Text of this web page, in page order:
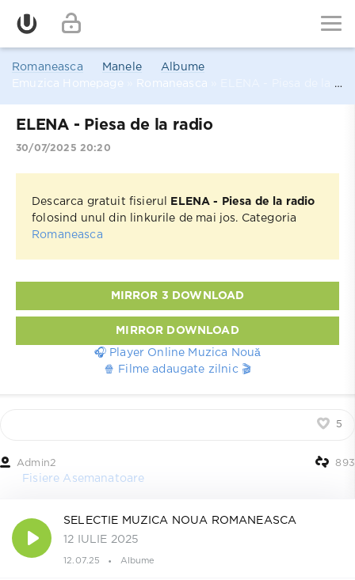
Romaneasca Manele
Albume
Emuzica Homepage
Romaneasca
ELENA - Piesa de la radio
30/07/2025 20:20
Descarca gratuit fisierul
ELENA - Piesa de la radio
folosind unul din linkurile de mai jos. Categoria
Romaneasca
MIRROR 3 DOWNLOAD
MIRROR DOWNLOAD
🎧 Player Online Muzica Nouă
🍿 Filme adaugate zilnic 🎬
5
Admin2 893
Fisiere Asemanatoare
SELECTIE MUZICA NOUA ROMANEASCA
12 IULIE 2025
12.07.25 Albume